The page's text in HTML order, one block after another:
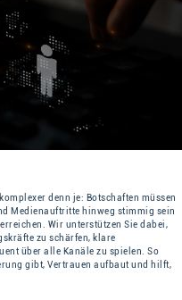
denn je: Botschaften müssen
Medienauftritte hinweg stimmig sein
Wir unterstützen Sie dabei,
zu schärfen, klare
über alle Kanäle zu spielen. So
gibt, Vertrauen aufbaut und hilft,